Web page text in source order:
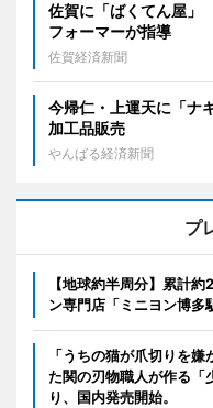
佐賀に「ばくてん屋」
フォーマーが指導
佐賀経済新聞
今帰仁・上運天に「ナ
加工品販売
やんばる経済新聞
プ
【地球約半周分】累計
ン専門店「ミニヨン博
「うちの猫が爪切りを
た関の刃物職人が作る「
り、国内発売開始。